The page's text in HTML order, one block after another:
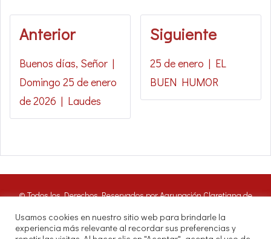
Anterior
Buenos días, Señor |
Domingo 25 de enero
de 2026 | Laudes
Siguiente
25 de enero | EL
BUEN HUMOR
© Todos los Derechos Reservados por Agrupación Claretiana de
hacer uso de estos archivos citando las fuentes de RADIO CLARET
DIGITAL.
Usamos cookies en nuestro sitio web para brindarle la
experiencia más relevante al recordar sus preferencias y